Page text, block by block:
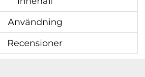
Användning
Recensioner